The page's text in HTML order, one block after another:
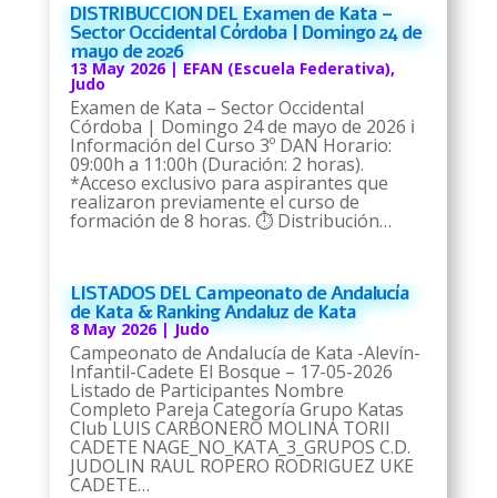
DISTRIBUCCION DEL Examen de Kata –
Sector Occidental Córdoba | Domingo 24 de
mayo de 2026
13 May 2026|EFAN (Escuela Federativa),
Judo
Examen de Kata – Sector Occidental
Córdoba | Domingo 24 de mayo de 2026 ℹ️
Información del Curso 3º DAN Horario:
09:00h a 11:00h (Duración: 2 horas).
*Acceso exclusivo para aspirantes que
realizaron previamente el curso de
formación de 8 horas. ⏱️ Distribución…
LISTADOS DEL Campeonato de Andalucía
de Kata & Ranking Andaluz de Kata
8 May 2026|Judo
Campeonato de Andalucía de Kata -Alevín-
Infantil-Cadete El Bosque – 17-05-2026
Listado de Participantes Nombre
Completo Pareja Categoría Grupo Katas
Club LUIS CARBONERO MOLINA TORII
CADETE NAGE_NO_KATA_3_GRUPOS C.D.
JUDOLIN RAUL ROPERO RODRIGUEZ UKE
CADETE…